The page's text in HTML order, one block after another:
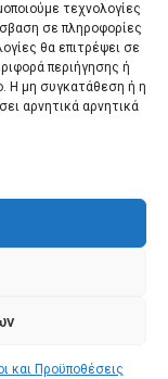
τεχνολογίες
σε πληροφορίες
θα επιτρέψει σε
περιήγησης ή
Η μη συγκατάθεση ή η
αρνητικά αρνητικά
και Προϋποθέσεις
Προϊόντων